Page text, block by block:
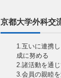
京都大学外科交
1.互いに連携
成に努める
2.諸活動を通
3.会員の親睦